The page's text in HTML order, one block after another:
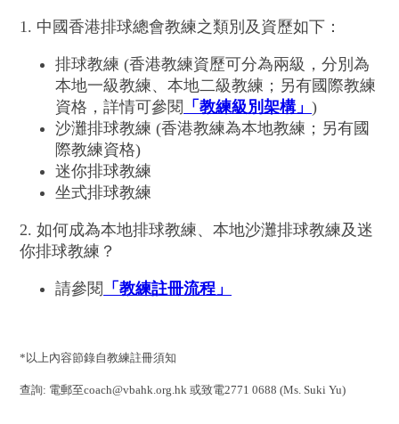
1. 中國香港排球總會教練之類別及資歷如下：
排球教練 (香港教練資歷可分為兩級，分別為
本地一級教練、本地二級教練；另有國際教練
資格，詳情可參閱 「教練級別架構」 )
沙灘排球教練 (香港教練為本地教練；另有國
際教練資格)
迷你排球教練
坐式排球教練
2. 如何成為本地排球教練、本地沙灘排球教練及迷
你排球教練？
請參閱 「教練註冊流程」
*以上內容節錄自教練註冊須知
查詢: 電郵至coach@vbahk.org.hk 或致電2771 0688 (Ms. Suki Yu)